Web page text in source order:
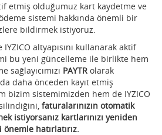
etmiş olduğumuz kart kaydetme ve
sistemi hakkında önemli bir
bildirmek istiyoruz.
altyapısını kullanarak aktif
bu yeni güncelleme ile birlikte hem
PAYTR olarak
daha önceden kayıt etmiş
bizim sistemimizden hem de IYZICO
faturalarınızın otomatik
istiyorsanız kartlarınızı yeniden
hatırlatırız.